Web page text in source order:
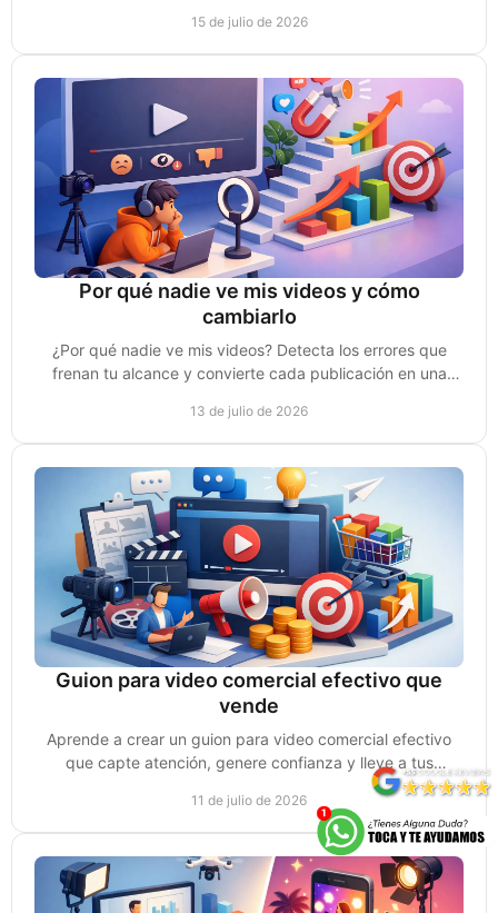
15 de julio de 2026
Por qué nadie ve mis videos y cómo
cambiarlo
¿Por qué nadie ve mis videos? Detecta los errores que
frenan tu alcance y convierte cada publicación en una
13 de julio de 2026
Guion para video comercial efectivo que
vende
Aprende a crear un guion para video comercial efectivo
que capte atención, genere confianza y lleve a tus
prospectos a tomar acción y comprar y vender más.
11 de julio de 2026